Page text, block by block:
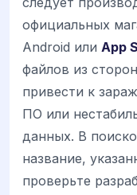
официальных
Android или App
файлов из
привести к
ПО или
данных. В
название,
проверьте